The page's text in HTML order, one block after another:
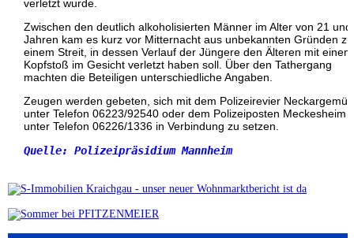
verletzt wurde.
Zwischen den deutlich alkoholisierten Männer im Alter von 21 und
Jahren kam es kurz vor Mitternacht aus unbekannten Gründen zu
einem Streit, in dessen Verlauf der Jüngere den Älteren mit einem
Kopfstoß im Gesicht verletzt haben soll. Über den Tathergang
machten die Beteiligen unterschiedliche Angaben.
Zeugen werden gebeten, sich mit dem Polizeirevier
unter Telefon 06223/92540 oder dem Polizeiposten Meckesheim
unter Telefon 06226/1336 in Verbindung zu setzen.
Quelle: Polizeipräsidium Mannheim